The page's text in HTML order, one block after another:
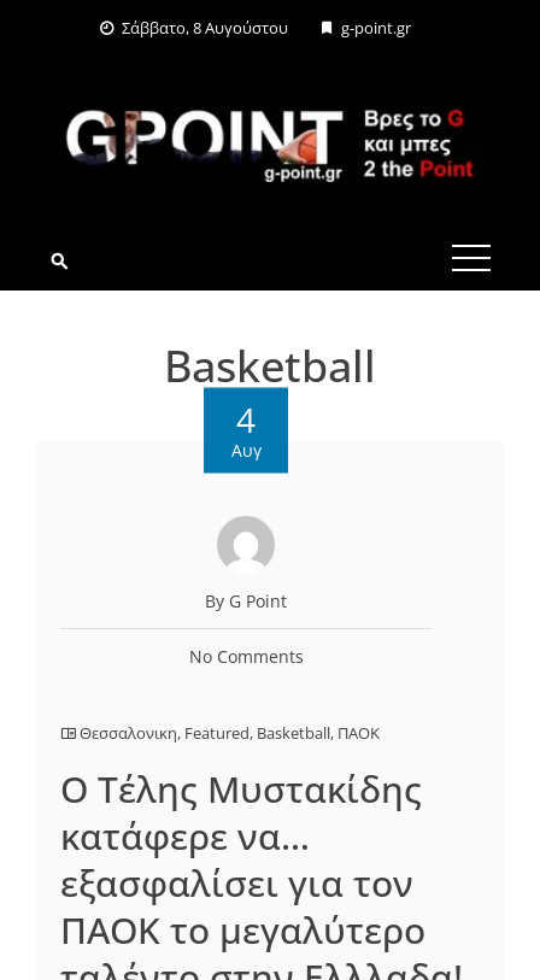
Σάββατο, 8 Αυγούστου g-point.gr
G-POINT.GR
Basketball
4
Αυγ
By G Point
No Comments
Θεσσαλονικη, Featured, Basketball, ΠΑΟΚ
Ο Tέλης Μυστακίδης
κατάφερε να…
εξασφαλίσει για τον
ΠΑΟΚ το μεγαλύτερο